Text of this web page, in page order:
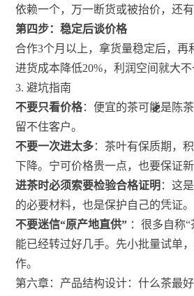
依赖一个，万一断货或被抬价，还有
第四步：稳定后谈价格
合作3个月以上，拿货量稳定后，再
进货成本降低20%，利润空间就大
3. 避坑指南
不要只看价格：便宜的茶可能是陈
留不住客户。
不要一次进太多：茶叶有保质期，
下降。宁可价格贵一点，也要保证新
进茶时必须索要检验合格证明 ：这
的必要材料，也是保护自己的凭证。
不要迷信“原产地直供” ：很多自称
能已经转过好几手。先小批量试单
作。
第六章：产品结构设计：什么茶最